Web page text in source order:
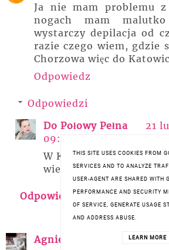
Ja nie mam problemu z
nogach mam
wystarczy depilacja od
razie czego wiem, gdzie
Chorzowa więc do
Odpowiedz
Odpowiedzi
Do Połowy Pełna
21
09:28
W Katowicach
wieć w razie potrzeby,
Odpowiedz
Agnieszka Mycoffeetime
THIS SITE USES COOKIES FROM
SERVICES AND TO ANALYZE
USER-AGENT ARE SHARED WITH
PERFORMANCE AND SECURITY
OF SERVICE, GENERATE USAGE
AND ADDRESS ABUSE.
LEARN MORE